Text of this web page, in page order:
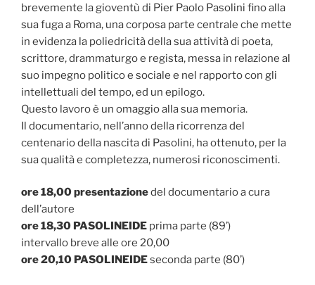
brevemente la gioventù di Pier Paolo Pasolini fino alla
sua fuga a Roma, una corposa parte centrale che mette
in evidenza la poliedricità della sua attività di poeta,
scrittore, drammaturgo e regista, messa in relazione al
suo impegno politico e sociale e nel rapporto con gli
intellettuali del tempo, ed un epilogo.
Questo lavoro è un omaggio alla sua memoria.
Il documentario, nell’anno della ricorrenza del
centenario della nascita di Pasolini, ha ottenuto, per la
sua qualità e completezza, numerosi riconoscimenti.
ore 18,00 presentazionedel documentario a cura
dell’autore
ore 18,30 PASOLINEIDE prima parte (89’)
intervallo breve alle ore 20,00
ore 20,10 PASOLINEIDEseconda parte (80’)